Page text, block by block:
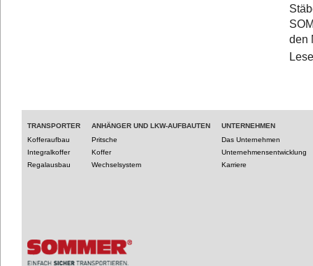
den
TRANSPORTER
Kofferaufbau
Integralkoffer
Regalausbau
ANHÄNGER UND LKW-AUFBAUTEN
Pritsche
Koffer
Wechselsystem
UNTERNEHMEN
Das Unternehmen
Unternehmensentwicklung
Karriere